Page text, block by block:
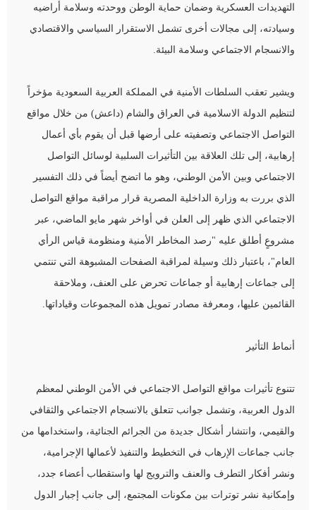
التهديدات العسكرية وضمان حماية الوطن ووحدته وسلامة أراضيه
وسيادته، إلى مجالات أخرى تشمل الاستقرار السياسي والاقتصادي
والانسجام الاجتماعي وسلامة البيئة.
ويشير تعقب السلطات الأمنية في المملكة العربية السعودية مؤخراً
لتنظيم الدولة الاسلامية في العراق والشام (داعش) من خلال مواقع
التواصل الاجتماعي وتصفيته على أرضها قبل أن يقوم بأي أعمال
إرهابية، إلى تلك العلاقة بين التأثيرات السلبية لوسائل التواصل
الاجتماعي وبين الأمن الوطني، وهو ما اتضح أيضاً في ذلك التفسير
الذي بررت به وزارة الداخلية المصرية قرار مراقبة مواقع التواصل
الاجتماعي الذي ظهر إلى العلن في أواخر شهر مايو الماضي، عبر
مشروعٍ أطلق عليه "رصد المخاطر الأمنية ومنظومة قياس الرأي
العام"، باعتبار ذلك وسيلة لمراقبة الصفحات المشبوهة التي تنتمي
إلى جماعات إرهابية أو جماعات تحرض على العنف، وملاحقة
القائمين عليها، ومعرفة مصادر تمويل هذه المجموعات وقياداتها.
أنماط التأثير
تتنوع تأثيرات مواقع التواصل الاجتماعي في الأمن الوطني لمعظم
الدول العربية، وتشمل جوانب تتعلق بالانسجام الاجتماعي والثقافي
والقيمي، وانتشار أشكال جديدة من الجرائم الجنائية، واستخدامها من
جانب جماعات الإرهاب في التخطيط والتنفيذ لأعمالها الإجرامية،
ونشر أفكار التطرف والعنف والترويج لها واستقطاب أعضاء جدد،
وإمكانية نشر توترات بين مكونات المجتمع، إلى جانب إجبار الدول